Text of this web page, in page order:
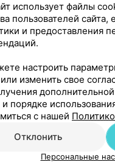
использует файлы
пользователей сайта,
и предоставления
настроить
изменить свое
и порядке
с нашей
Отклонить
Персональные